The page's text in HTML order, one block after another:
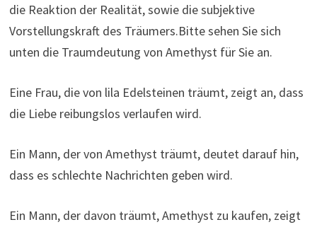
die Reaktion der Realität, sowie die subjektive
Vorstellungskraft des Träumers.Bitte sehen Sie sich
unten die Traumdeutung von Amethyst für Sie an.
Eine Frau, die von lila Edelsteinen träumt, zeigt an, dass
die Liebe reibungslos verlaufen wird.
Ein Mann, der von Amethyst träumt, deutet darauf hin,
dass es schlechte Nachrichten geben wird.
Ein Mann, der davon träumt, Amethyst zu kaufen, zeigt